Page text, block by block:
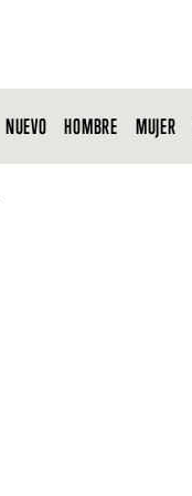
NUEVO HOMBRE MUJER